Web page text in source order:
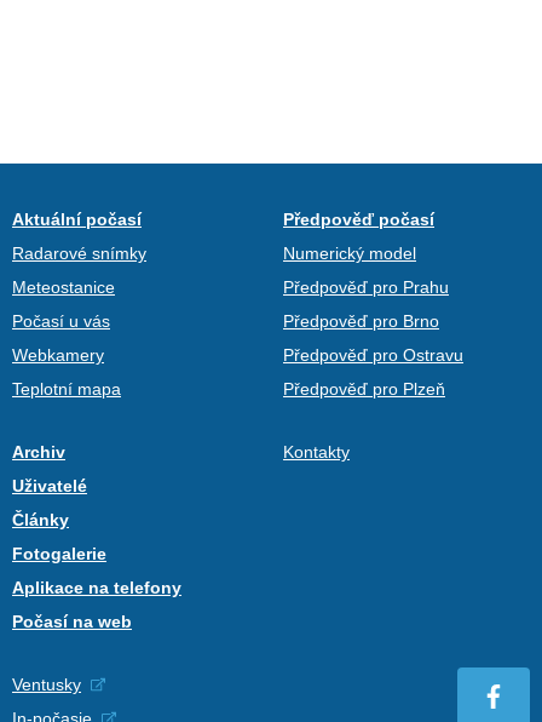
Aktuální počasí
Radarové snímky
Meteostanice
Počasí u vás
Webkamery
Teplotní mapa
Předpověď počasí
Numerický model
Předpověď pro Prahu
Předpověď pro Brno
Předpověď pro Ostravu
Předpověď pro Plzeň
Archiv
Uživatelé
Články
Fotogalerie
Aplikace na telefony
Počasí na web
Kontakty
Ventusky